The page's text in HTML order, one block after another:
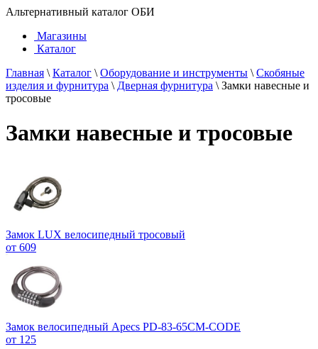
Альтернативный каталог ОБИ
Магазины
Каталог
Главная \ Каталог \ Оборудование и инструменты \ Скобяные
изделия и фурнитура \ Дверная фурнитура \ Замки навесные и
тросовые
Замки навесные и тросовые
Замок LUX велосипедный тросовый
от 609
Замок велосипедный Apecs PD-83-65CM-CODE
от 125